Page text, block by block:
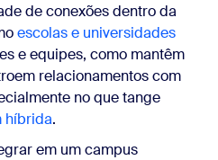
de conexões dentro da
escolas e universidades
e equipes, como mantêm
relacionamentos com
no que tange
híbrida.
em um campus